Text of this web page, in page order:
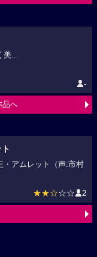
...
-
品へ
・アムレット（声:市村
★★☆☆☆ 2